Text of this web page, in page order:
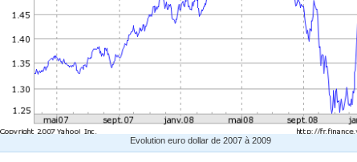
Evolution euro dollar de 2007 à 2009